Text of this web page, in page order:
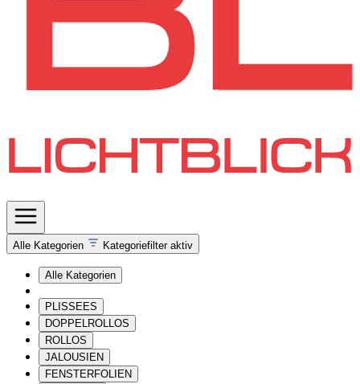
Alle Kategorien Kategoriefilter aktiv
Alle Kategorien
PLISSEES
DOPPELROLLOS
ROLLOS
JALOUSIEN
FENSTERFOLIEN